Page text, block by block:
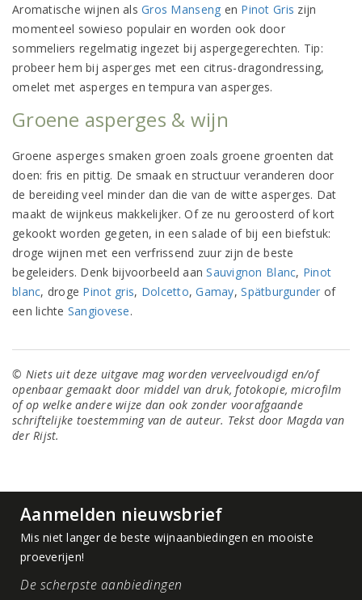
Aromatische wijnen alsGros Manseng en Pinot Gris zijn
momenteel sowieso populair en worden ook door
sommeliers regelmatig ingezet bij aspergegerechten. Tip:
probeer hem bij asperges met een citrus-dragondressing,
omelet met asperges en tempura van asperges.
Groene asperges & wijn
Groene asperges smaken groen zoals groene groenten dat
doen: fris en pittig. De smaak en structuur veranderen door
de bereiding veel minder dan die van de witte asperges. Dat
maakt de wijnkeus makkelijker. Of ze nu geroosterd of kort
gekookt worden gegeten, in een salade of bij een biefstuk:
droge wijnen met een verfrissend zuur zijn de beste
begeleiders. Denk bijvoorbeeld aanSauvignon Blanc, Pinot
blanc, droge Pinot gris, Dolcetto,Gamay,Spätburgunderof
een lichte Sangiovese.
© Niets uit deze uitgave mag worden verveelvoudigd en/of
openbaar gemaakt door middel van druk, fotokopie, microfilm
of op welke andere wijze dan ook zonder voorafgaande
schriftelijke toestemming van de auteur. Tekst door Magda van
der Rijst.
Aanmelden nieuwsbrief
Mis niet langer de beste wijnaanbiedingen en mooiste
proeverijen!
De scherpste aanbiedingen